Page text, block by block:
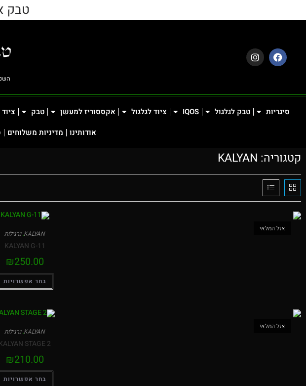
טבק
סיגריות טבק לגלגול IQOS ציוד לגלגול אקססוריז למעשן טבק
אודותינו
מדיניות משלוחים
קטגוריה: KALYAN
אזל המלאי
KALYAN
,נרגילות
KALYAN G-11
₪250.00
בחר אפשרויות
אזל המלאי
KALYAN
,נרגילות
STAGE 2
₪210.00
בחר אפשרויות